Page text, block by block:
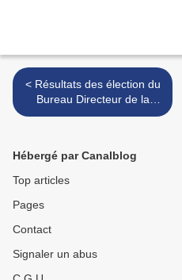
< Résultats des élection du
Bureau Directeur de la
FFSc
Hébergé par Canalblog
Top articles
Pages
Contact
Signaler un abus